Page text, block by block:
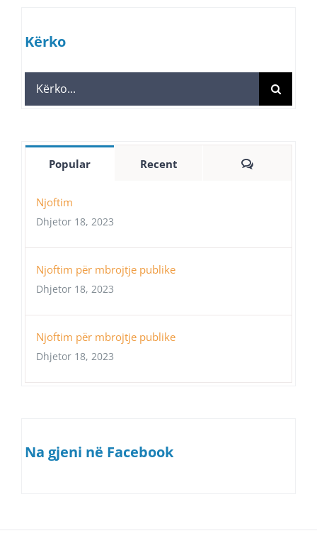
Kërko
Search
for:
Popular Recent Comments
Njoftim
Dhjetor 18, 2023
Njoftim për mbrojtje publike
Dhjetor 18, 2023
Njoftim për mbrojtje publike
Dhjetor 18, 2023
Na gjeni në Facebook